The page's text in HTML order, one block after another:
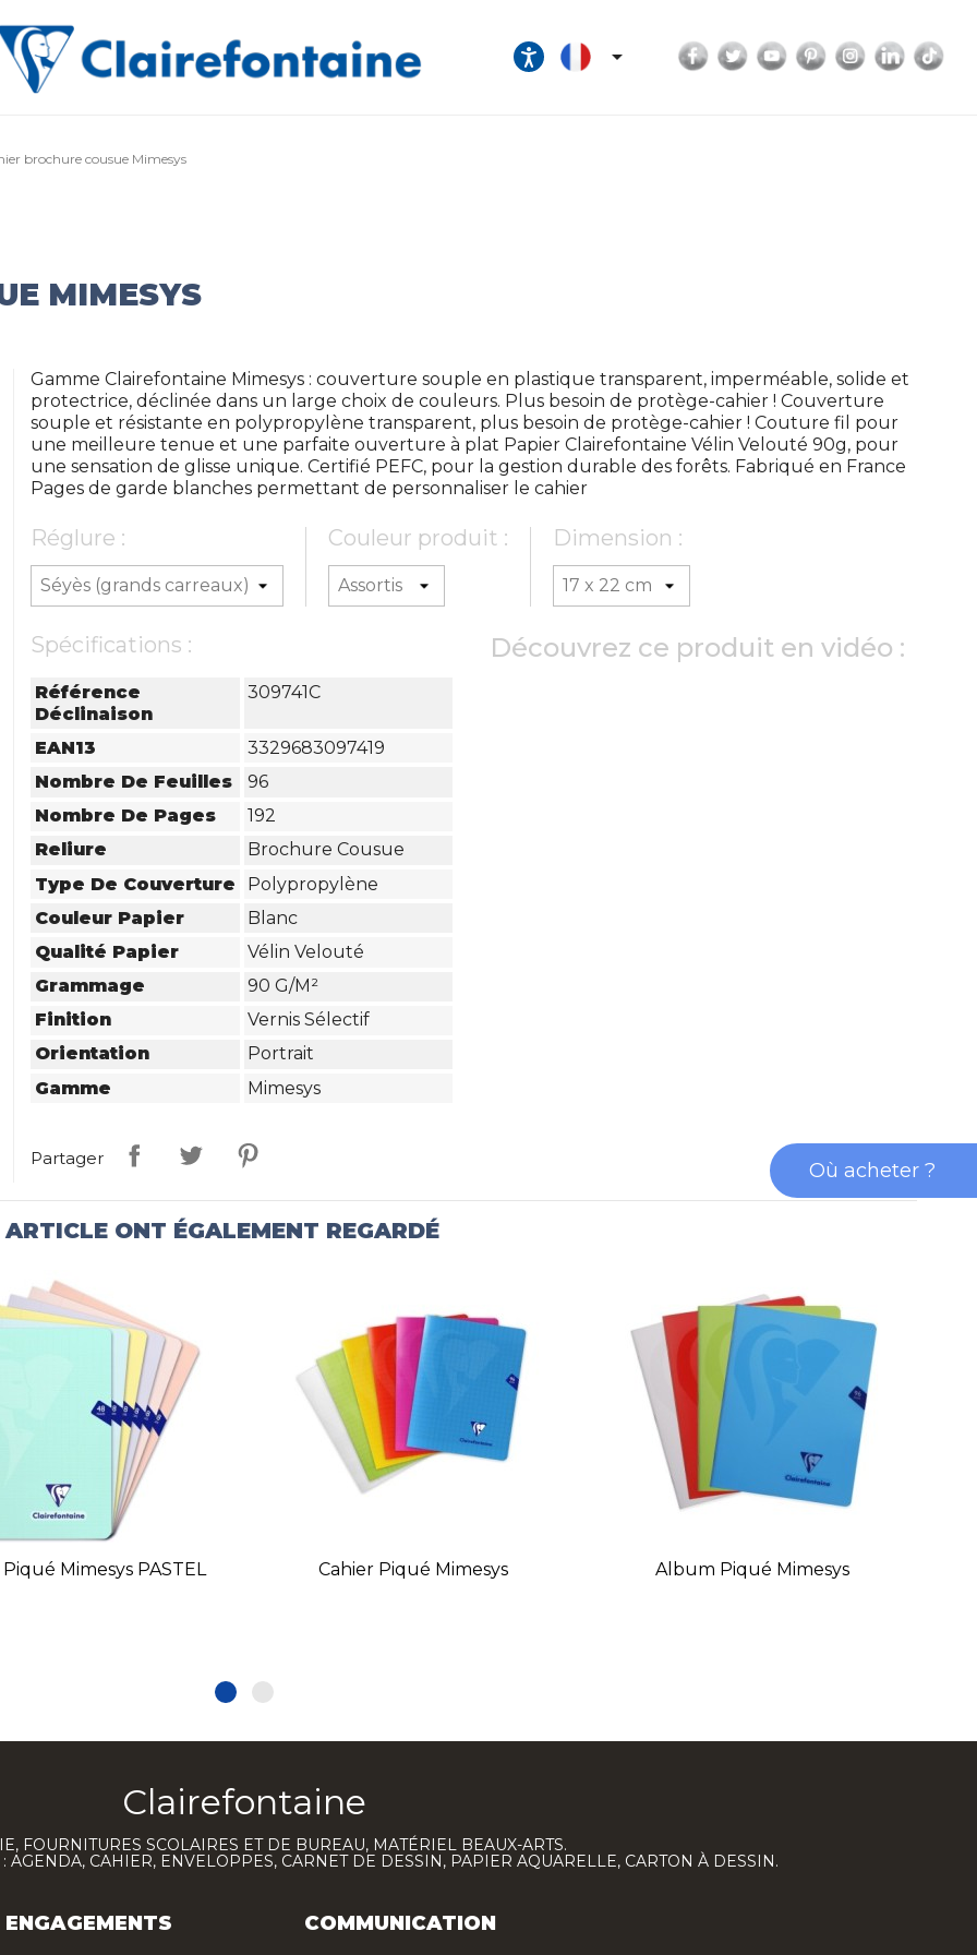
 Facebook
TwitterYouTubePinterestInstagram
brochure cousue Mimesys
MIMESYS
Gamme Clairefontaine Mimesys : couverture souple en plastique transparent, imperméable, solide et
protectrice, déclinée dans un large choix de couleurs. Plus besoin de protège-cahier ! Couverture
souple et résistante en polypropylène transparent, plus besoin de protège-cahier ! Couture fil pour
une meilleure tenue et une parfaite ouverture à plat Papier Clairefontaine Vélin Velouté 90g, pour
une sensation de glisse unique. Certifié PEFC, pour la gestion durable des forêts. Fabriqué en France
Pages de garde blanches permettant de personnaliser le cahier
Réglure : Couleur produit : Dimension :
Spécifications :
Référence
Déclinaison
309741C
EAN13
3329683097419
Nombre De Feuilles
96
Nombre De Pages
192
Reliure
Brochure Cousue
Type De Couverture
Polypropylène
Couleur Papier
Blanc
Qualité Papier
Vélin Velouté
Grammage
90 G/m²
Finition
Vernis Sélectif
Orientation
Portrait
Gamme
Mimesys
Partager
Découvrez ce produit en vidéo :
ONT ÉGALEMENT REGARDÉ
Mimesys PASTEL Cahier Piqué Mimesys Album Piqué Mimesys
Clairefontaine
FOURNITURES SCOLAIRES ET DE BUREAU, MATÉRIEL BEAUX-ARTS.
AGENDA, CAHIER, ENVELOPPES, CARNET DE DESSIN, PAPIER AQUARELLE, CARTON À DESSIN.
ENGAGEMENTS COMMUNICATION
Où acheter ?